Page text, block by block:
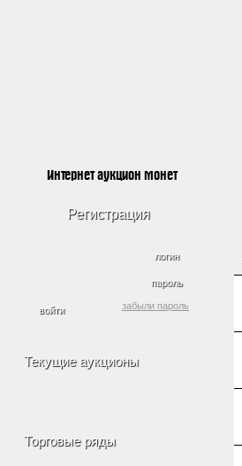
Интернет аукцион монет
Регистрация
логин
пароль
забыли пароль
Текущие аукционы
Торговые ряды